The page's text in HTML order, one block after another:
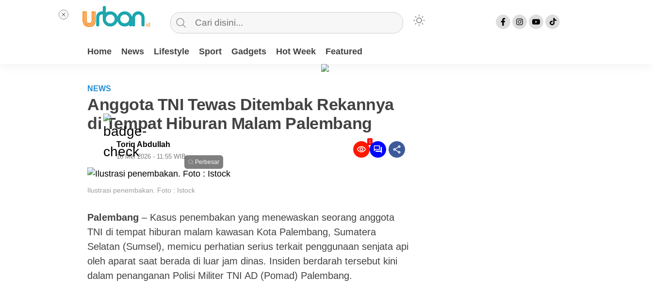
Home News Lifestyle Sport Gadgets Hot Week Featured
NEWS
Anggota TNI Tewas Ditembak Rekannya
di Tempat Hiburan Malam Palembang
Toriq Abdullah
16 Mei 2026 - 11:55 WIB
1
Perbesar
Ilustrasi penembakan. Foto : Istock
Palembang – Kasus penembakan yang menewaskan seorang anggota
TNI di tempat hiburan malam kawasan Kota Palembang, Sumatera
Selatan (Sumsel), memicu perhatian serius terkait penggunaan senjata api
oleh aparat saat berada di luar jam dinas. Insiden berdarah tersebut kini
dalam penanganan Polisi Militer TNI AD (Pomad) Palembang.